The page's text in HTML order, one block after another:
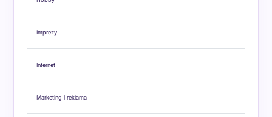
Imprezy
Internet
Marketing i reklama